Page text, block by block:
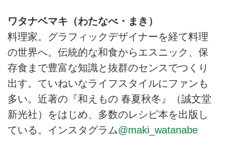
ワタナベマキ（わたなべ・まき）
料理家。グラフィックデザイナーを経て料理
の世界へ。伝統的な和食からエスニック、保
存食まで豊富な知識と抜群のセンスでつくり
出す。ていねいなライフスタイルにファンも
多い。近著の『和えもの 春夏秋冬』（誠文堂
新光社）をはじめ、多数のレシピ本を出版し
ている。インスタグラム@maki_watanabe